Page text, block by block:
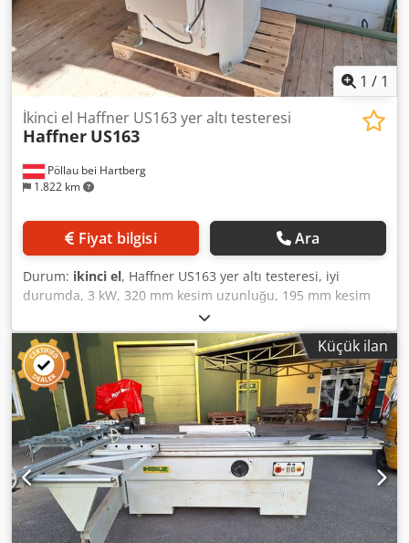
1 / 1
Pöllau bei Hartberg
1.822 km
İkinci el Haffner US163 yer altı testeresi
Haffner US163
Fiyat bilgisi Ara
Durum: ikinci el, Haffner US163 yer altı testeresi, iyi
durumda, 3 kW, 320 mm kesim uzunluğu, 195 mm kesim
yüksekliği, 2800 dev/dak. Csdpfsx H Ufnsx Aqlsrf
Küçük ilan